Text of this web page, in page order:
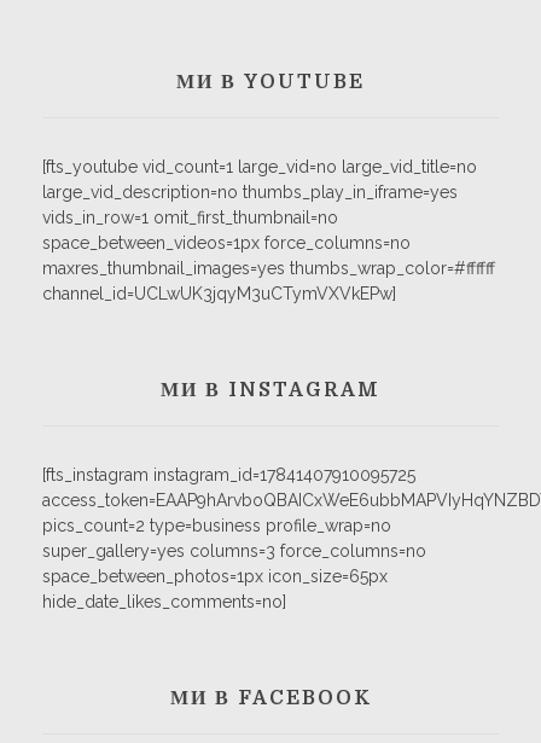
МИ В YOUTUBE
[fts_youtube vid_count=1 large_vid=no large_vid_title=no
large_vid_description=no thumbs_play_in_iframe=yes
vids_in_row=1 omit_first_thumbnail=no
space_between_videos=1px force_columns=no
maxres_thumbnail_images=yes thumbs_wrap_color=#ffffff
channel_id=UCLwUK3jqyM3uCTymVXVkEPw]
МИ В INSTAGRAM
[fts_instagram instagram_id=17841407910095725
pics_count=2 type=business profile_wrap=no
super_gallery=yes columns=3 force_columns=no
space_between_photos=1px icon_size=65px
hide_date_likes_comments=no]
МИ В FACEBOOK